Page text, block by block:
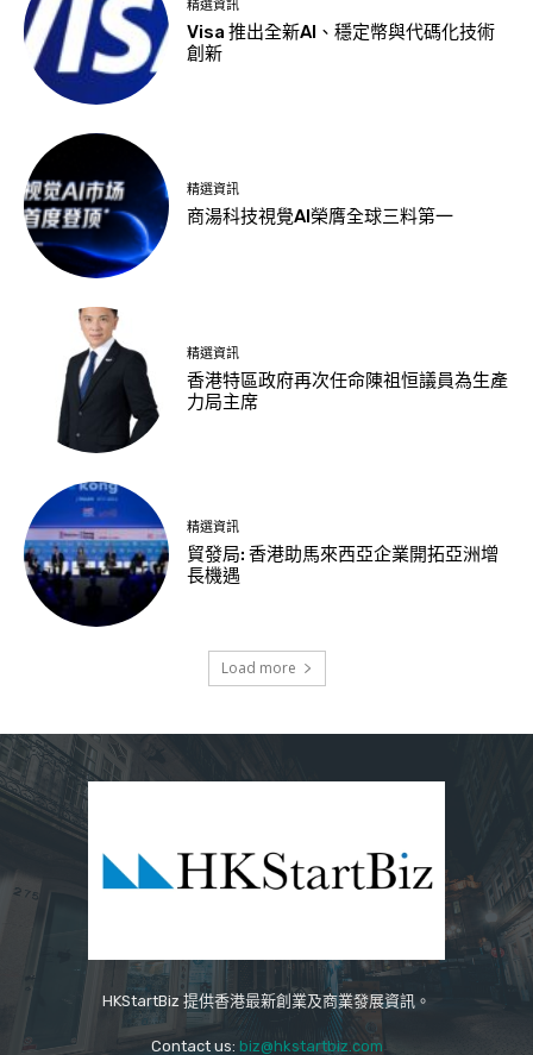
精選資訊
Visa 推出全新AI、穩定幣與代碼化技術
創新
精選資訊
商湯科技視覺AI榮膺全球三料第一
精選資訊
香港特區政府再次任命陳祖恒議員為生產
力局主席
精選資訊
貿發局: 香港助馬來西亞企業開拓亞洲增
長機遇
Load more
HKStartBiz 提供香港最新創業及商業發展資訊。
Contact us: biz@hkstartbiz.com